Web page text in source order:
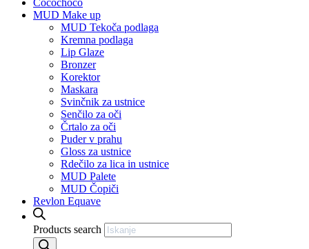
Cocochoco
MUD Make up
MUD Tekoča podlaga
Kremna podlaga
Lip Glaze
Bronzer
Korektor
Maskara
Svinčnik za ustnice
Senčilo za oči
Črtalo za oči
Puder v prahu
Gloss za ustnice
Rdečilo za lica in ustnice
MUD Palete
MUD Čopiči
Revlon Equave
Products search